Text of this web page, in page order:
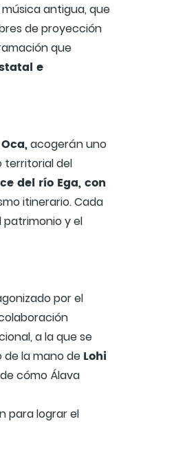
antigua, que
de proyección
que
e
acogerán uno
territorial del
del río Ega, con
itinerario. Cada
patrimonio y el
por el
a la que se
de la mano de Lohi
cómo Álava
para lograr el